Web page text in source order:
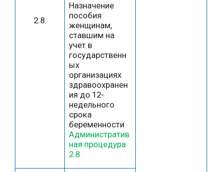
2.8.
Назначение
пособия
женщинам,
ставшим на
учет в
государственн
ых
организациях
здравоохранен
ия до 12-
недельного
срока
беременности
Административ
ная процедура
2.8